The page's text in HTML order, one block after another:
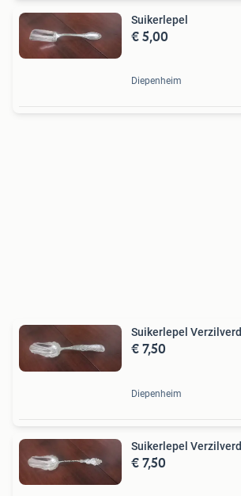
Suikerlepel
€ 5,00
Diepenheim
Suikerlepel Verzilverd
€ 7,50
Diepenheim
Suikerlepel Verzilverd
€ 7,50